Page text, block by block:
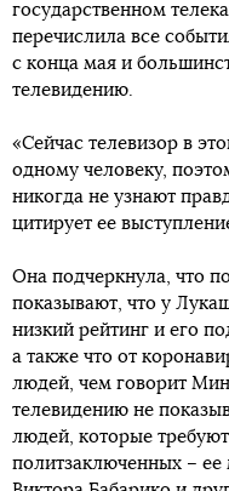
государственном
перечислила все
с конца мая и
телевидению.
«Сейчас телевизор в
одному человеку,
никогда не узнают
цитирует ее
Она подчеркнула, что
показывают, что у
низкий рейтинг и его
а также что от
людей, чем говорит
телевидению не
людей, которые
политзаключенных – ее